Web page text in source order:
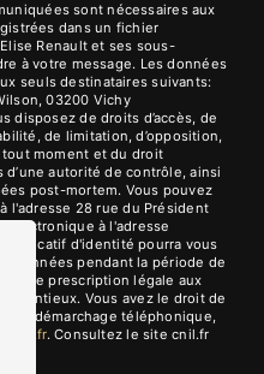
sont nécessaires aux
dans un fichier
Renault et ses sous-
à votre message. Les données
seuls destinataires suivants:
03200 Vichy
disposez de droits d’accès, de
de limitation, d’opposition,
moment et du droit
autorité de contrôle, ainsi
post-mortem. Vous pouvez
l'adresse 28 rue du Président
électronique à l'adresse
justificatif d'identité pourra vous
données pendant la période de
de prescription légale aux
Vous avez le droit de
au démarchage téléphonique,
. Consultez le site cnil.fr